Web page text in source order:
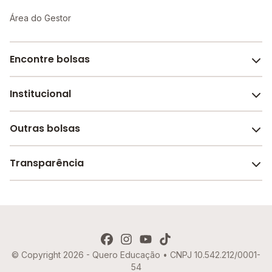
Área do Gestor
Encontre bolsas
Melhores escolas de São Paulo
Escolas por cidade e bairro
Institucional
Sobre o Melhor Escola
Revista Melhor Escola
Outras bolsas
Faculdades e universidades
Transparência
Política de Cookies
© Copyright 2026 - Quero Educação • CNPJ 10.542.212/0001-
54